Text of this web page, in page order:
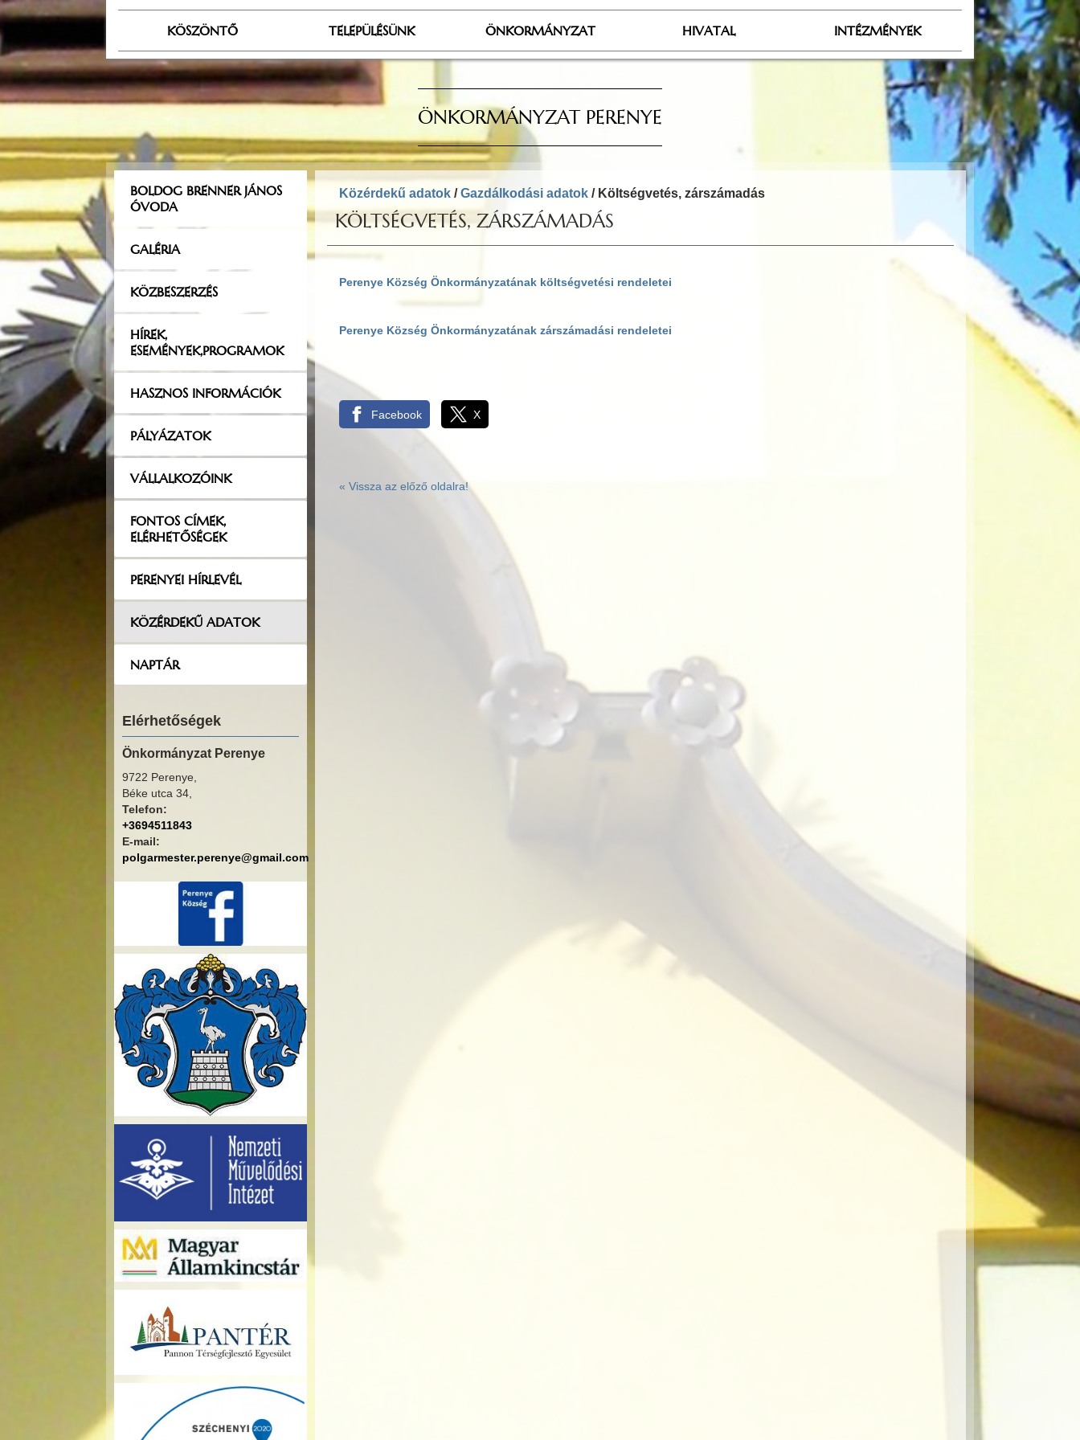
KÖSZÖNTŐ TELEPÜLÉSÜNK ÖNKORMÁNYZAT HIVATAL INTÉZMÉNYEK
ÖNKORMÁNYZAT PERENYE
BOLDOG BRENNER JÁNOS
ÓVODA
GALÉRIA
KÖZBESZERZÉS
HÍREK,
ESEMÉNYEK,PROGRAMOK
HASZNOS INFORMÁCIÓK
PÁLYÁZATOK
VÁLLALKOZÓINK
FONTOS CÍMEK,
ELÉRHETŐSÉGEK
PERENYEI HÍRLEVÉL
KÖZÉRDEKŰ ADATOK
NAPTÁR
Elérhetőségek
Önkormányzat Perenye
9722 Perenye,
Béke utca 34,
Telefon:
+3694511843
E-mail:
polgarmester.perenye@gmail.com
Közérdekű adatok /Gazdálkodási adatok / Költségvetés, zárszámadás
KÖLTSÉGVETÉS, ZÁRSZÁMADÁS
Perenye Község Önkormányzatának költségvetési rendeletei
Perenye Község Önkormányzatának zárszámadási rendeletei
Facebook X
« Vissza az előző oldalra!